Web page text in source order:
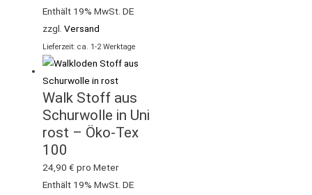
Enthält 19% MwSt. DE
zzgl.Versand
Lieferzeit: ca. 1-2 Werktage
Walk Stoff aus
Schurwolle in Uni
rost – Öko-Tex
100
24,90€ pro Meter
Enthält 19% MwSt. DE